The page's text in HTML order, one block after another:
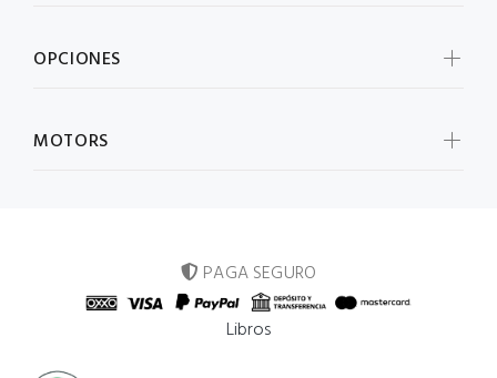
OPCIONES
MOTORS
PAGA SEGURO
Libros